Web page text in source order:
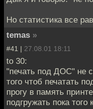
Но статистика все
temas »
#41 | 27.08.01 18:11
to 30:
"печать под ДОС" не
того чтоб печатать
прогу в память
подгружать пока того